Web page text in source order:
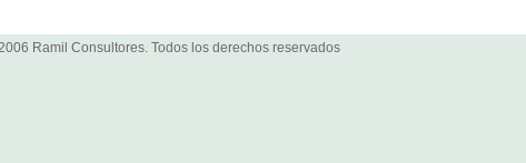
Ramil Consultores. Todos los derechos reservados